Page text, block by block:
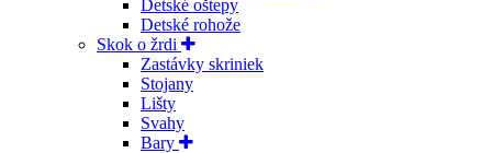
Detské oštepy
Detské rohože
Skok o žrdi
Zastávky skriniek
Stojany
Lišty
Svahy
Bary